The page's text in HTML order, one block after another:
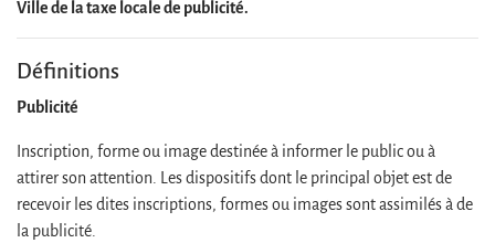
Ville de la taxe locale de publicité.
Définitions
Publicité
Inscription, forme ou image destinée à informer le public ou à
attirer son attention. Les dispositifs dont le principal objet est de
recevoir les dites inscriptions, formes ou images sont assimilés à de
la publicité.